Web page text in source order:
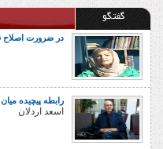
گفتگو
در ضرورت اصلاح
رابطه پیچیده
اسعد اردلان